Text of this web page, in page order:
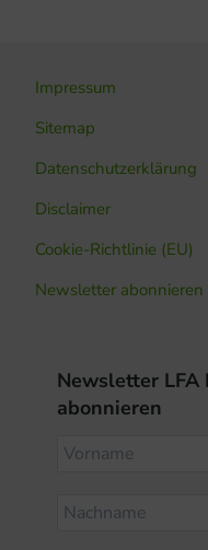
Impressum
Sitemap
Datenschutzerklärung
Disclaimer
Cookie-Richtlinie (EU)
Newsletter abonnieren
Newsletter LFA
abonnieren